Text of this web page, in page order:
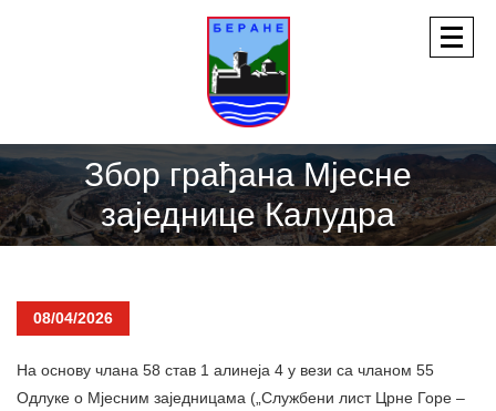
Збор грађана Мјесне
заједнице Калудра
08/04/2026
На основу члана 58 став 1 алинеја 4 у вези са чланом 55
Одлуке о Мјесним заједницама („Службени лист Црне Горе –